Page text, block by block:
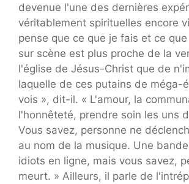
devenue l'une des dernières
véritablement spirituelles encore
pense que ce que je fais et ce
sur scène est plus proche de la
l'église de Jésus-Christ que de
laquelle de ces putains de méga-
vois », dit-il. « L'amour, la
l'honnêteté, prendre soin les uns
Vous savez, personne ne
au nom de la musique. Une
idiots en ligne, mais vous savez,
meurt. » Ailleurs, il parle de